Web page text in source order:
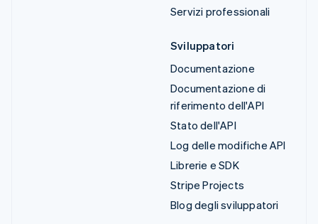
Servizi professionali
Sviluppatori
Documentazione
Documentazione di
riferimento dell'API
Stato dell'API
Log delle modifiche API
Librerie e SDK
Stripe Projects
Blog degli sviluppatori